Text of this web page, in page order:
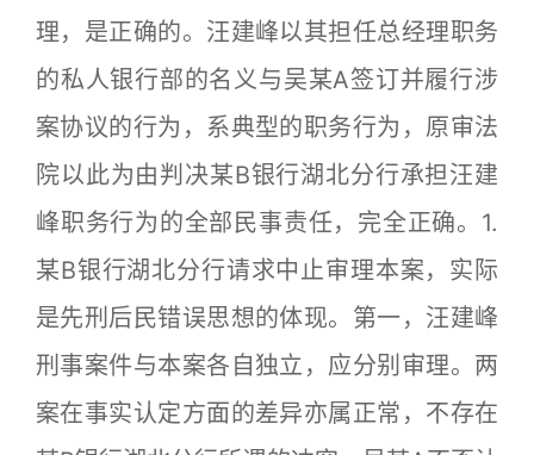
理，是正确的。汪建峰以其担任总经理职务
的私人银行部的名义与吴某A签订并履行涉
案协议的行为，系典型的职务行为，原审法
院以此为由判决某B银行湖北分行承担汪建
峰职务行为的全部民事责任，完全正确。1.
某B银行湖北分行请求中止审理本案，实际
是先刑后民错误思想的体现。第一，汪建峰
刑事案件与本案各自独立，应分别审理。两
案在事实认定方面的差异亦属正常，不存在